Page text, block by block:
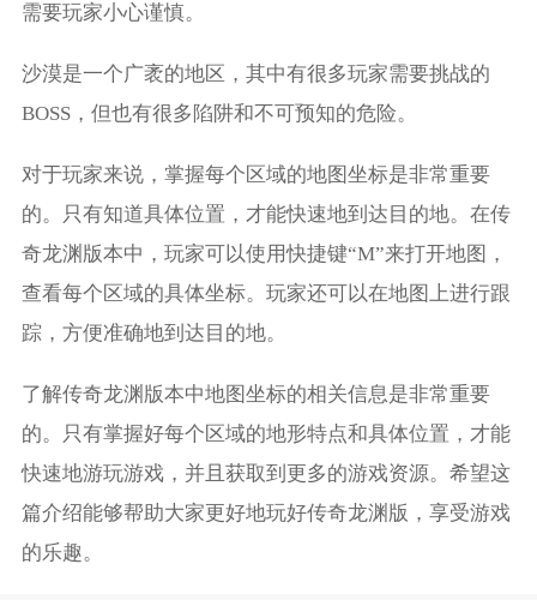
需要玩家小心谨慎。
沙漠是一个广袤的地区，其中有很多玩家需要挑战的
BOSS，但也有很多陷阱和不可预知的危险。
对于玩家来说，掌握每个区域的地图坐标是非常重要
的。只有知道具体位置，才能快速地到达目的地。在传
奇龙渊版本中，玩家可以使用快捷键“M”来打开地图，
查看每个区域的具体坐标。玩家还可以在地图上进行跟
踪，方便准确地到达目的地。
了解传奇龙渊版本中地图坐标的相关信息是非常重要
的。只有掌握好每个区域的地形特点和具体位置，才能
快速地游玩游戏，并且获取到更多的游戏资源。希望这
篇介绍能够帮助大家更好地玩好传奇龙渊版，享受游戏
的乐趣。